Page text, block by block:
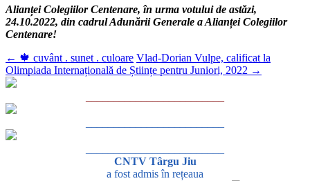
Alianței Colegiilor Centenare, în urma votului de astăzi,
24.10.2022, din cadrul Adunării Generale a Alianței Colegiilor
Centenare!
← 🍁 cuvânt . sunet . culoare Vlad-Dorian Vulpe, calificat la
Olimpiada Internațională de Științe pentru Juniori, 2022 →
CNTV Târgu Jiu
a fost admis în rețeaua